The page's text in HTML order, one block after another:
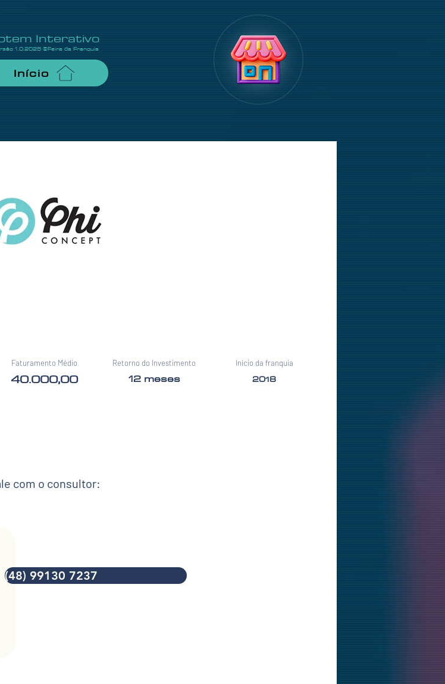
Interativo
1.0.2025 ©Feira da Franquia
Início
Faturamento Médio
40.000,00
Retorno do Investimento
12 meses
Início da franquia
2018
com o consultor:
(48) 99130 7237